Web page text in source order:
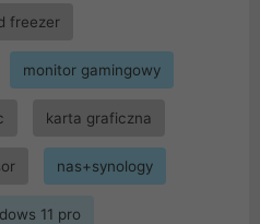
freezer
monitor gamingowy
karta graficzna
nas+synology
11 pro